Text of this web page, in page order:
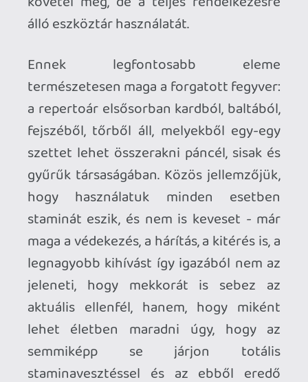
Ott van például az életerő
lehetőség áll rendelkezésre. Elsősorban
az alkímia rendszer próbálna ebben
asszisztálni, ahol a helyszíneken
felszedett növényekből, gombákból
lehet különféle hatással bíró főzeteket
készíteni, vagy épp olyan olajat, amivel be
lehet kenni a fegyvert az extra sebzés,
vagy más passzív hatás kiváltása
érdekében. Ugyanakkor ez a mentéshez
van kötve, a főzetfőző üstök ugyanis
csak a tábortüzeknél találhatók meg,
melyekből pályánként jó, ha kettő van, a
kettő között eltöltött idő pedig pont úgy
válik az enyészetté, mint az ember maga,
ha elhullik a csatában. Ez pedig rengeteg
frusztrációt eredményezhet, túl sok
töltelékcsatát, felesleges ütközetet kell
újra és újra letudni, a kettő közti
esetleges szintlépésről nem is beszélve.